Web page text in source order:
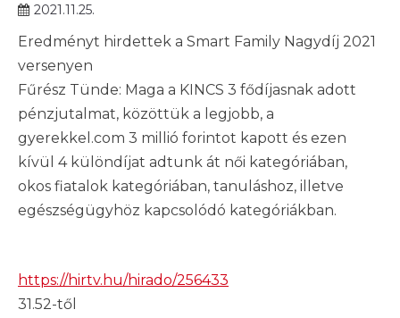
2021.11.25.
Eredményt hirdettek a Smart Family Nagydíj 2021
versenyen
Fűrész Tünde: Maga a KINCS 3 fődíjasnak adott
pénzjutalmat, közöttük a legjobb, a
gyerekkel.com 3 millió forintot kapott és ezen
kívül 4 különdíjat adtunk át női kategóriában,
okos fiatalok kategóriában, tanuláshoz, illetve
egészségügyhöz kapcsolódó kategóriákban.
https://hirtv.hu/hirado/256433
31.52-től